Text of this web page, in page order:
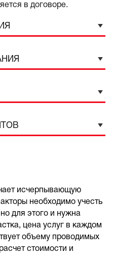
в договоре.
исчерпывающую
необходимо учесть
для этого и нужна
цена услуг в каждом
объему проводимых
стоимости и